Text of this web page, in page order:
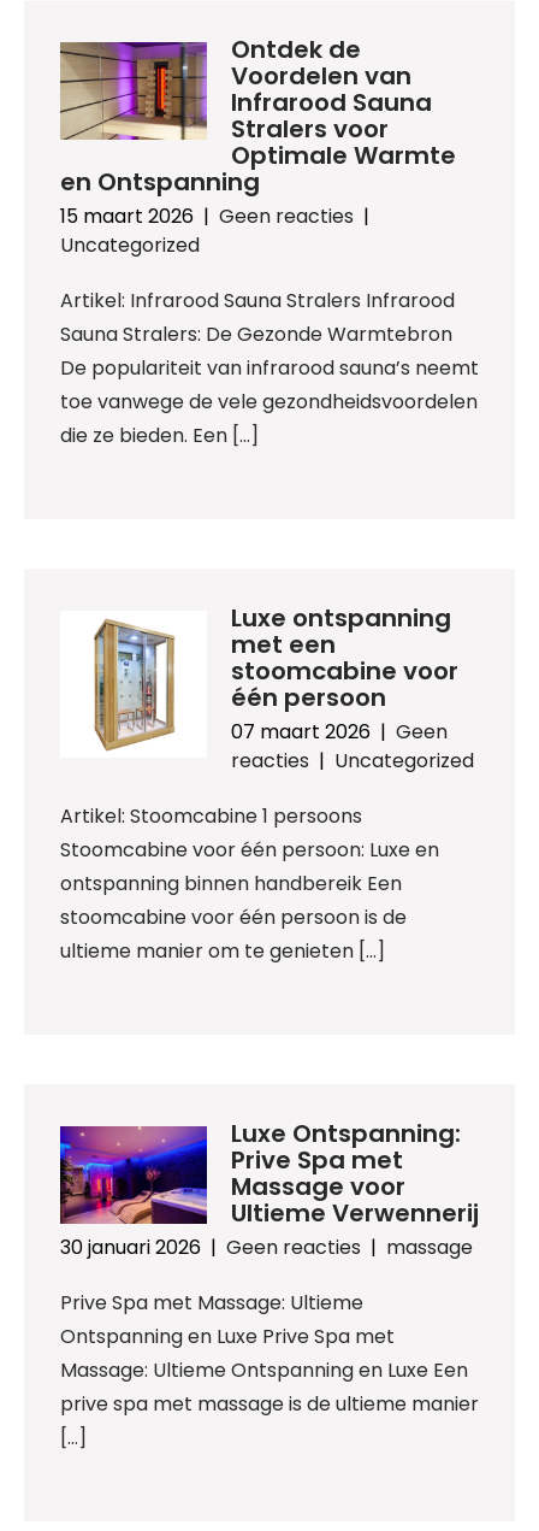
Ontdek de
Voordelen van
Infrarood Sauna
Stralers voor
Optimale Warmte
en Ontspanning
15 maart 2026 | Geen reacties |
Uncategorized
Artikel: Infrarood Sauna Stralers Infrarood
Sauna Stralers: De Gezonde Warmtebron
De populariteit van infrarood sauna’s neemt
toe vanwege de vele gezondheidsvoordelen
die ze bieden. Een […]
Luxe ontspanning
met een
stoomcabine voor
één persoon
07 maart 2026 | Geen
reacties | Uncategorized
Artikel: Stoomcabine 1 persoons
Stoomcabine voor één persoon: Luxe en
ontspanning binnen handbereik Een
stoomcabine voor één persoon is de
ultieme manier om te genieten […]
Luxe Ontspanning:
Prive Spa met
Massage voor
Ultieme Verwennerij
30 januari 2026 | Geen reacties | massage
Prive Spa met Massage: Ultieme
Ontspanning en Luxe Prive Spa met
Massage: Ultieme Ontspanning en Luxe Een
prive spa met massage is de ultieme manier
[…]